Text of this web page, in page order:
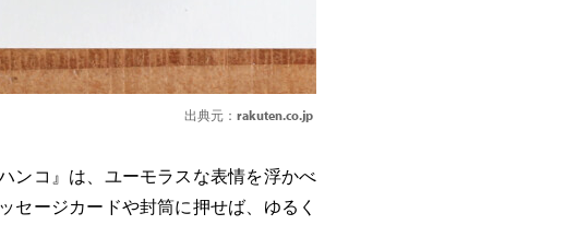
出典元： rakuten.co.jp
ンコ』は、ユーモラスな表情を浮かべ
セージカードや封筒に押せば、ゆるく